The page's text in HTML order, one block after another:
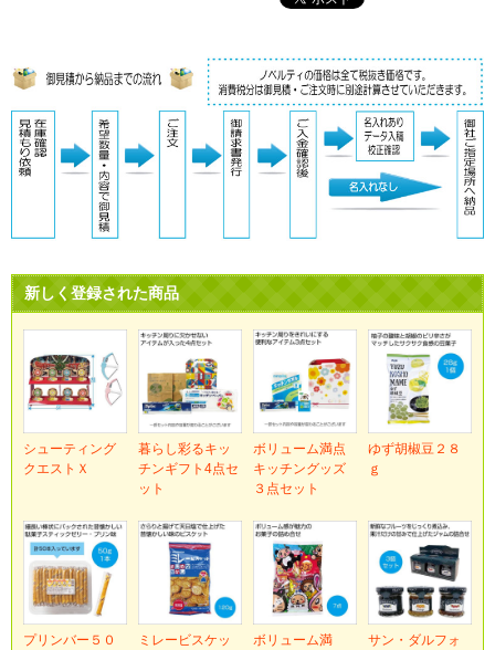
新しく登録された商品
シューティング
クエストＸ
暮らし彩るキッ
チンギフト4点セ
ット
ボリューム満点
キッチングッズ
３点セット
ゆず胡椒豆２８
ｇ
プリンバー５０
ミレービスケッ
ボリューム満
サン・ダルフォ